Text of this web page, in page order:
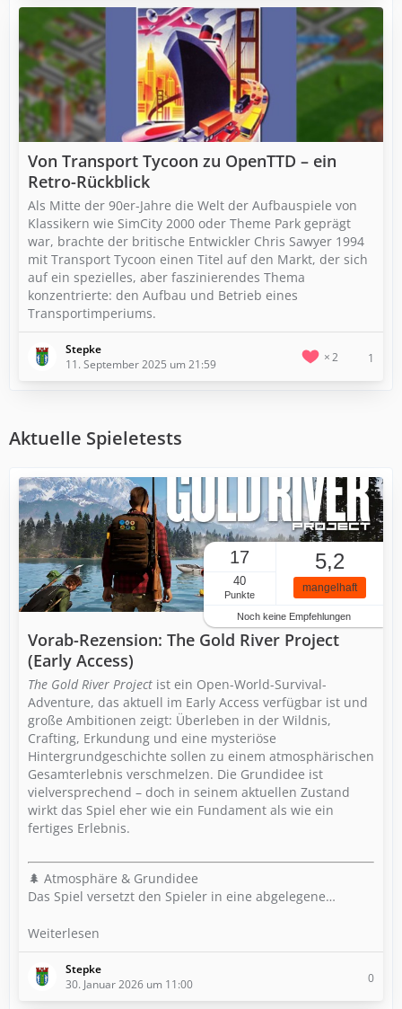
Von Transport Tycoon zu OpenTTD – ein
Retro-Rückblick
Als Mitte der 90er-Jahre die Welt der Aufbauspiele von
Klassikern wie SimCity 2000 oder Theme Park geprägt
war, brachte der britische Entwickler Chris Sawyer 1994
mit Transport Tycoon einen Titel auf den Markt, der sich
auf ein spezielles, aber faszinierendes Thema
konzentrierte: den Aufbau und Betrieb eines
Transportimperiums.
Stepke
11. September 2025 um 21:59
2 1
Aktuelle Spieletests
17
40
Punkte
5,2
mangelhaft
Noch keine Empfehlungen
Vorab-Rezension: The Gold River Project
(Early Access)
The Gold River Project ist ein Open-World-Survival-
Adventure, das aktuell im Early Access verfügbar ist und
große Ambitionen zeigt: Überleben in der Wildnis,
Crafting, Erkundung und eine mysteriöse
Hintergrundgeschichte sollen zu einem atmosphärischen
Gesamterlebnis verschmelzen. Die Grundidee ist
vielversprechend – doch in seinem aktuellen Zustand
wirkt das Spiel eher wie ein Fundament als wie ein
fertiges Erlebnis.
🌲 Atmosphäre & Grundidee
Das Spiel versetzt den Spieler in eine abgelegene…
Weiterlesen
Stepke
30. Januar 2026 um 11:00
0